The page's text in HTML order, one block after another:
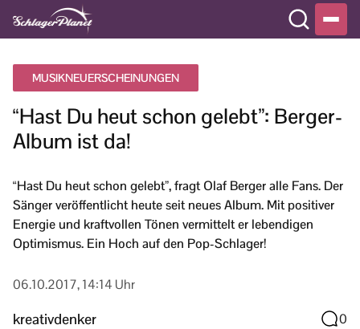
MUSIKNEUERSCHEINUNGEN
“Hast Du heut schon gelebt”: Berger-
Album ist da!
“Hast Du heut schon gelebt”, fragt Olaf Berger alle Fans. Der
Sänger veröffentlicht heute seit neues Album. Mit positiver
Energie und kraftvollen Tönen vermittelt er lebendigen
Optimismus. Ein Hoch auf den Pop-Schlager!
06.10.2017, 14:14 Uhr
kreativdenker 0